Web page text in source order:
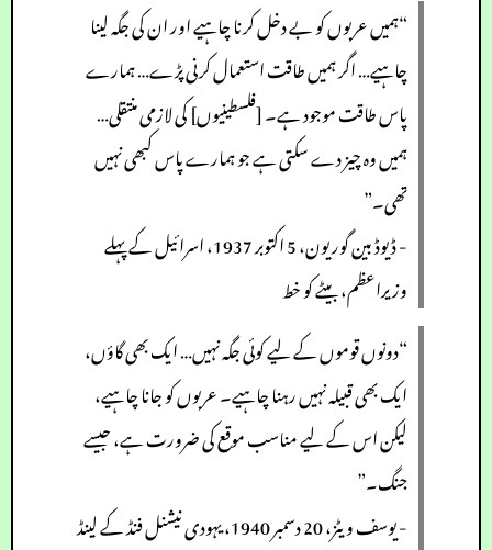
“ہمیں عربوں کو بے دخل کرنا چاہیے اور ان کی جگہ لینا
چاہیے… اگر ہمیں طاقت استعمال کرنی پڑے… ہمارے
پاس طاقت موجود ہے۔ [فلسطینیوں] کی لازمی منتقلی…
ہمیں وہ چیز دے سکتی ہے جو ہمارے پاس کبھی نہیں
تھی۔”
- ڈیوڈ بین گوریون، 5 اکتوبر 1937، اسرائیل کے پہلے
وزیراعظم، بیٹے کو خط
“دونوں قوموں کے لیے کوئی جگہ نہیں… ایک بھی گاؤں،
ایک بھی قبیلہ نہیں رہنا چاہیے۔ عربوں کو جانا چاہیے،
لیکن اس کے لیے مناسب موقع کی ضرورت ہے، جیسے
جنگ۔”
- یوسف ویٹز، 20 دسمبر 1940، یہودی نیشنل فنڈ کے لینڈ